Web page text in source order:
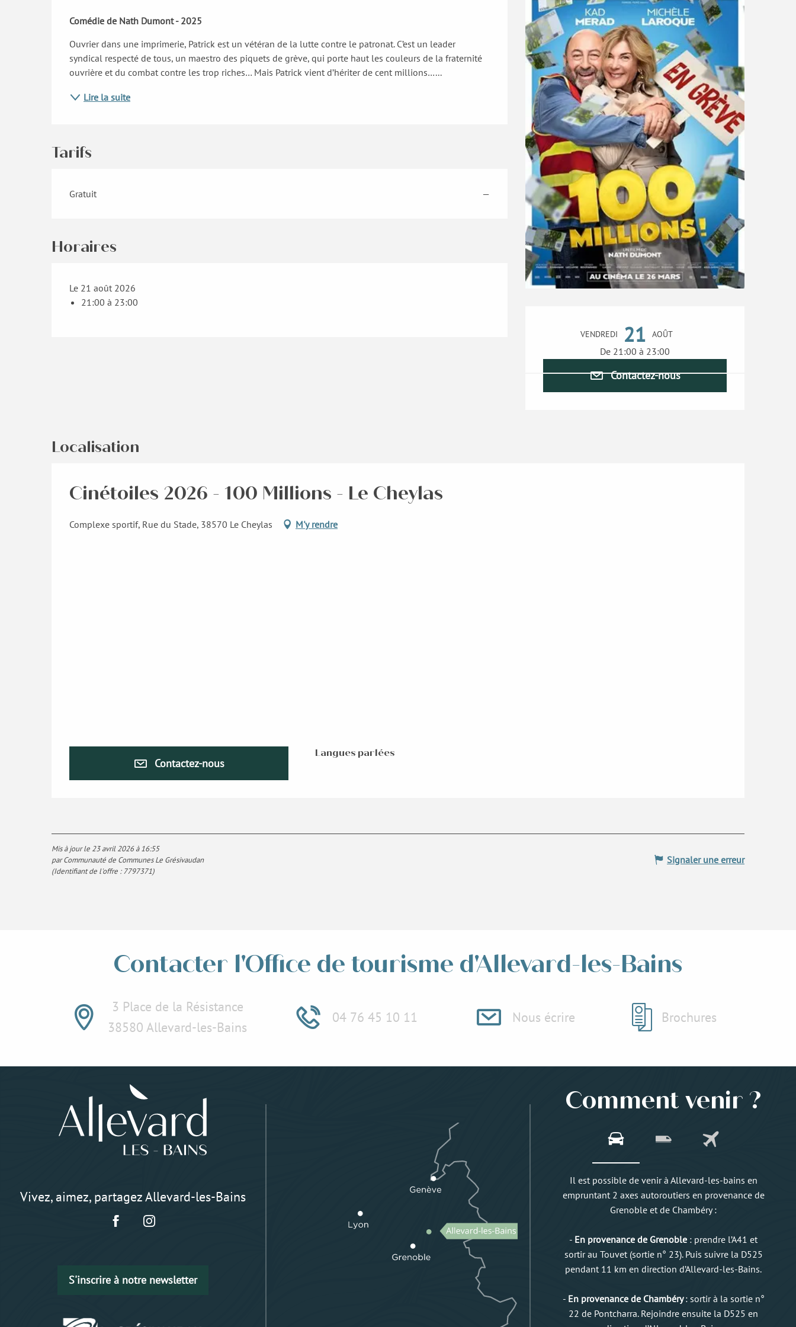
Ouverture et
VENDREDI 21 AOÛT
De 21:00 à 23:00
Contactez-nous
Description
Comédie de Nath Dumont - 2025
Ouvrier dans une imprimerie, Patrick est un vétéran de la lutte contre le patronat. C’est un leader
syndical respecté de tous, un maestro des piquets de grève, qui porte haut les couleurs de la fraternité
ouvrière et du combat contre les trop riches… Mais Patrick vient d’hériter de cent millions…...
Lire la suite
Tarifs
Gratuit —
Horaires
Le 21 août 2026
21:00 à 23:00
Localisation
Cinétoiles 2026 - 100 Millions - Le Cheylas
Complexe sportif, Rue du Stade, 38570 Le Cheylas M'y rendre
Contactez-nous
Langues parlées
Langues parlées
Mis à jour le 23 avril 2026 à 16:55
par Communauté de Communes Le Grésivaudan
(Identifiant de l'offre :7797371)
Signaler une erreur
Contacter l'Office de tourisme d'Allevard-les-Bains
3 Place de la Résistance
38580 Allevard-les-Bains
04 76 45 10 11 Nous écrire Brochures
Vivez, aimez, partagez Allevard-les-Bains
S'inscrire à notre newsletter
Comment venir ?
Il est possible de venir à Allevard-les-bains en
empruntant 2 axes autoroutiers en provenance de
Grenoble et de Chambéry :
- En provenance de Grenoble : prendre l’A41 et
sortir au Touvet (sortie n° 23). Puis suivre la D525
pendant 11 km en direction d’Allevard-les-Bains.
- En provenance de Chambéry: sortir à la sortie n°
22 de Pontcharra. Rejoindre ensuite la D525 en